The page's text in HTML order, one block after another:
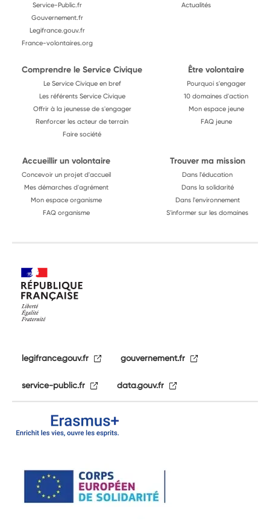
Service-Public.fr
Gouvernement.fr
Legifrance.gouv.fr
France-volontaires.org
Actualités
Comprendre le Service Civique
Le Service Civique en bref
Les référents Service Civique
Offrir à la jeunesse de s'engager
Renforcer les acteur de terrain
Faire société
Être volontaire
Pourquoi s'engager
10 domaines d'action
Mon espace jeune
FAQ jeune
Accueillir un volontaire
Concevoir un projet d'accueil
Mes démarches d'agrément
Mon espace organisme
FAQ organisme
Trouver ma mission
Dans l'éducation
Dans la solidarité
Dans l'environnement
S'informer sur les domaines
legifrance.gouv.fr gouvernement.fr
service-public.fr data.gouv.fr